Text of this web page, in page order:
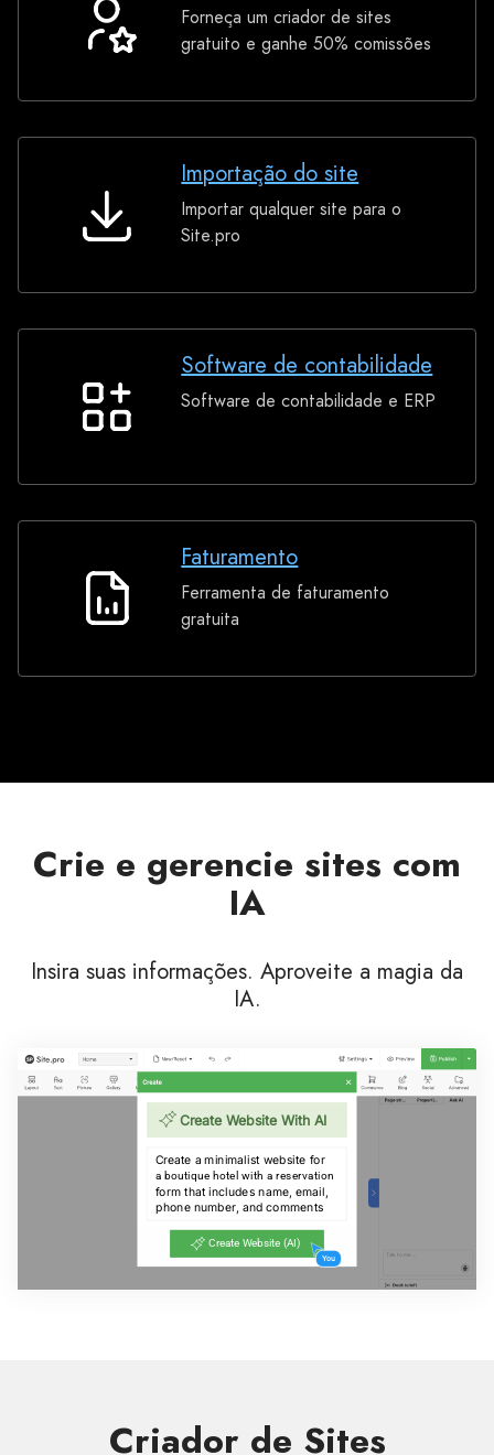
Revenda
de
Forneça um criador de sites
gratuito e ganhe 50% comissões
Importação
Importação do site
Importar qualquer site para o
Site.pro
Software
Software de contabilidade
Software de contabilidade e ERP
Faturamento
Faturamento
Ferramenta de faturamento
gratuita
Crie e gerencie sites com
IA
Insira suas informações. Aproveite a magia da
IA.
Criador de Sites